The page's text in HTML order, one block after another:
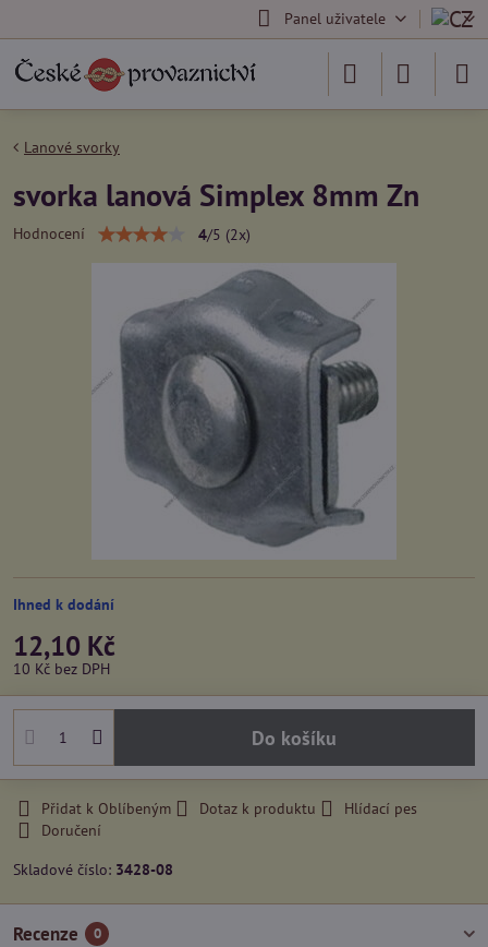
Panel uživatele
Lanové svorky
svorka lanová Simplex 8mm Zn
Hodnocení 4/5 (2x)
Ihned k dodání
12,10 Kč
10 Kč bez DPH
Do košíku
Přidat k Oblíbeným Dotaz k produktu
Hlídací pes
Doručení
Skladové číslo: 3428-08
Recenze 0